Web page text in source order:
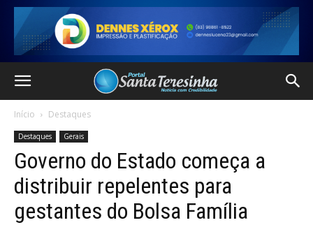
Início Destaques
Destaques Gerais
Governo do Estado começa a
distribuir repelentes para
gestantes do Bolsa Família